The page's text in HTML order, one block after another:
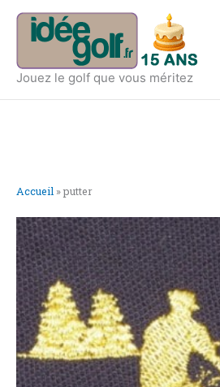
Aller
contenu
Jouez le golf que vous méritez
Accueil »putter